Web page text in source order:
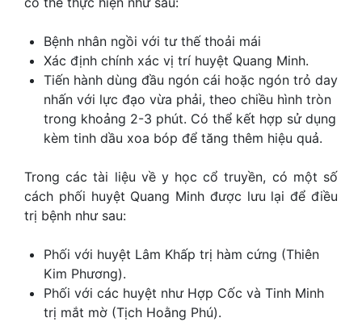
Bệnh nhân ngồi với tư thế thoải mái
Xác định chính xác vị trí huyệt Quang Minh.
Tiến hành dùng đầu ngón cái hoặc ngón trỏ day
nhấn với lực đạo vừa phải, theo chiều hình tròn
trong khoảng 2-3 phút. Có thể kết hợp sử dụng
kèm tinh dầu xoa bóp để tăng thêm hiệu quả.
Trong các tài liệu về y học cổ truyền, có một số
cách phối huyệt Quang Minh được lưu lại để điều
trị bệnh như sau:
Phối với huyệt Lâm Khấp trị hàm cứng (Thiên
Kim Phương).
Phối với các huyệt như Hợp Cốc và Tinh Minh
trị mắt mờ (Tịch Hoằng Phú).